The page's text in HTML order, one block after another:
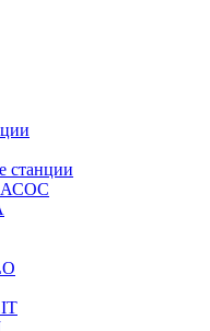
станции